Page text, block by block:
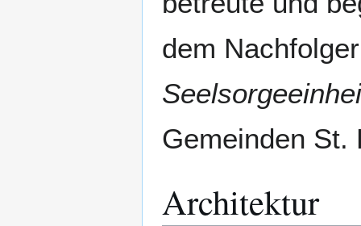
dem
Gemeinden St.
Architektur